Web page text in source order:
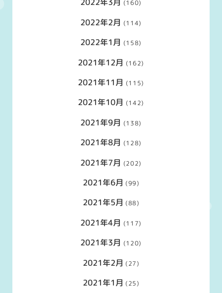
2022年3月 (160)
2022年2月 (114)
2022年1月 (158)
2021年12月 (162)
2021年11月 (115)
2021年10月 (142)
2021年9月 (138)
2021年8月 (128)
2021年7月 (202)
2021年6月 (99)
2021年5月 (88)
2021年4月 (117)
2021年3月 (120)
2021年2月 (27)
2021年1月 (25)